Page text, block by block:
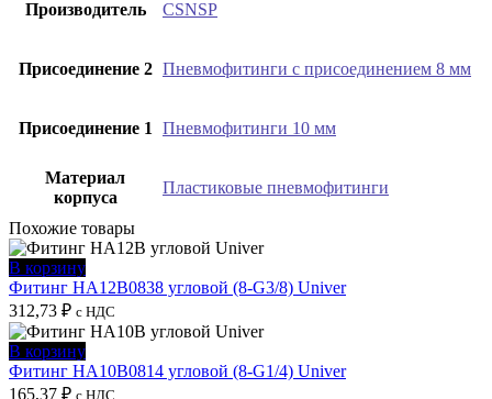
Производитель CSNSP
Присоединение 2 Пневмофитинги с присоединением 8 мм
Присоединение 1 Пневмофитинги 10 мм
Материал
корпуса
Пластиковые пневмофитинги
Похожие товары
В корзину
Фитинг HA12B0838 угловой (8-G3/8) Univer
312,73 ₽ с НДС
В корзину
Фитинг HA10B0814 угловой (8-G1/4) Univer
165,37 ₽ с НДС